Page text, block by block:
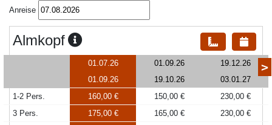
Anreise
Almkopf
>
01.07.26
01.09.26
01.09.26
19.10.26
19.12.26
03.01.27
1-2 Pers.
160,00 € 150,00 €
230,00 €
3 Pers.
175,00 € 165,00 €
230,00 €